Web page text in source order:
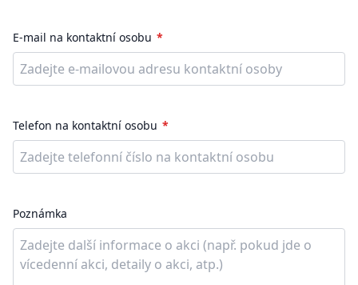
E-mail na kontaktní osobu
Telefon na kontaktní osobu
Poznámka